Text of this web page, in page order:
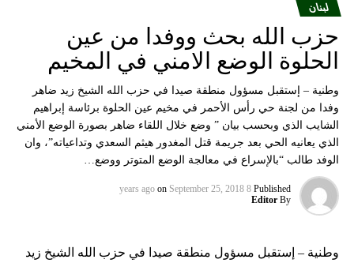
لبنان
حزب الله بحث ووفدا من عين
الحلوة الوضع الامني في المخيم
وطنية – إستقبل مسؤول منطقة صيدا في حزب الله الشيخ زيد ضاهر
وفدا من لجنة حي رأس الأحمر في مخيم عين الحلوة برئاسة إبراهيم
الشايب الذي وبحسب بيان ” وضع خلال اللقاء ضاهر بصورة الوضع الأمني
الذي يعانيه الحي بعد جريمة قتل المغدور هيثم السعدي وتداعياته”، وان
الوفد طالب “بالإسراع في معالجة الوضع المتوتر ووضع…
Published
8 years ago
on September 25, 2018
By
Editor
وطنية – إستقبل مسؤول منطقة صيدا في حزب الله الشيخ زيد